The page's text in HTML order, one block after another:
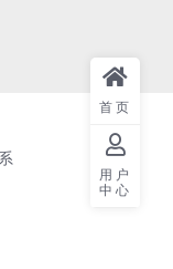
首页
用户
中心